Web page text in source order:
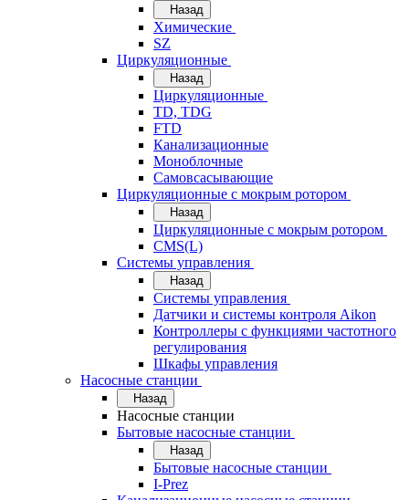
Назад
Химические
SZ
Циркуляционные
Назад
Циркуляционные
TD, TDG
FTD
Канализационные
Моноблочные
Самовсасывающие
Циркуляционные с мокрым ротором
Назад
Циркуляционные с мокрым ротором
CMS(L)
Системы управления
Назад
Системы управления
Датчики и системы контроля Aikon
Контроллеры с функциями частотного
регулирования
Шкафы управления
Насосные станции
Назад
Насосные станции
Бытовые насосные станции
Назад
Бытовые насосные станции
I-Prez